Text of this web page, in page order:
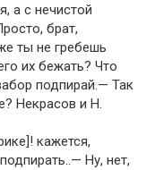
а с нечистой
брат,
ты не гребешь
их бежать? Что
подпирай.— Так
Некрасов и Н.
кажется,
Ну, нет,